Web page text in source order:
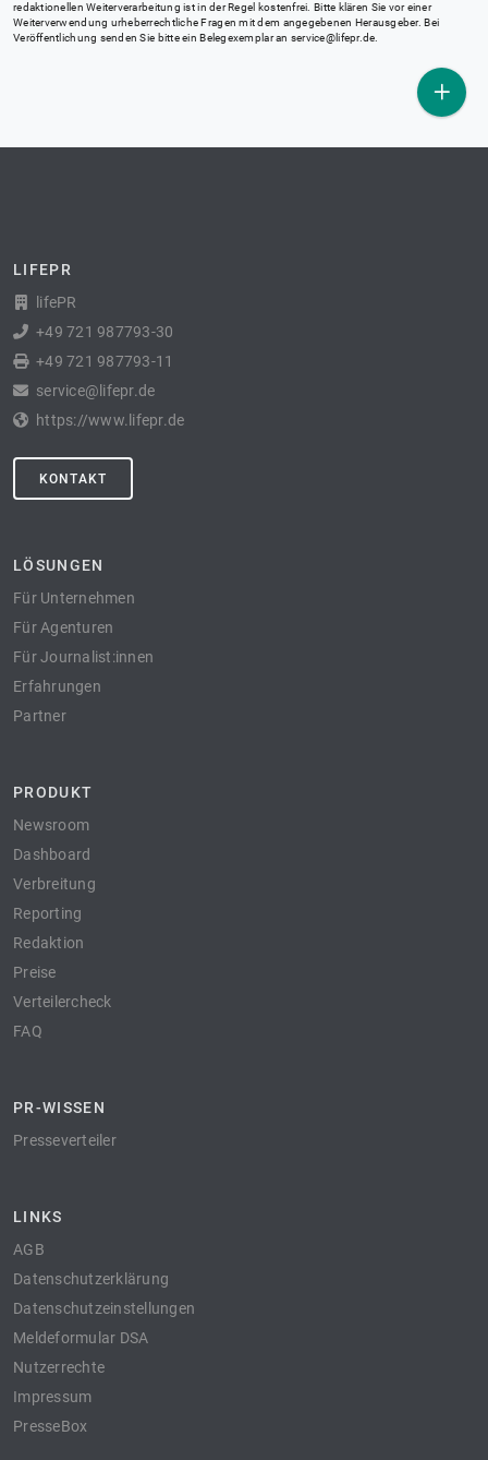
redaktionellen Weiterverarbeitung ist in der Regel kostenfrei. Bitte klären Sie vor einer
Weiterverwendung urheberrechtliche Fragen mit dem angegebenen Herausgeber. Bei
Veröffentlichung senden Sie bitte ein Belegexemplar an service@lifepr.de
LIFEPR
lifePR
+49 721 987793-30
+49 721 987793-11
service@lifepr.de
https://www.lifepr.de
KONTAKT
LÖSUNGEN
Für Unternehmen
Für Agenturen
Für Journalist:innen
Erfahrungen
Partner
PRODUKT
Newsroom
Dashboard
Verbreitung
Reporting
Redaktion
Preise
Verteilercheck
FAQ
PR-WISSEN
Presseverteiler
LINKS
AGB
Datenschutzerklärung
Datenschutzeinstellungen
Meldeformular DSA
Nutzerrechte
Impressum
PresseBox